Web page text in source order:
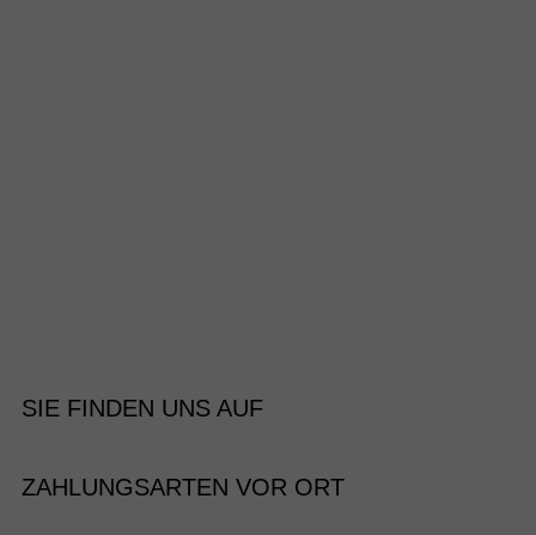
SIE FINDEN UNS AUF
ZAHLUNGSARTEN VOR ORT